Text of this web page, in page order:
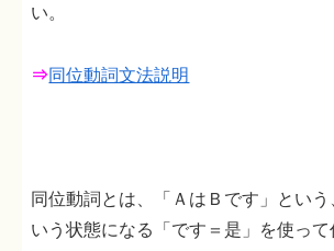
い。
⇒同位動詞文法説明
同位動詞とは、「ＡはＢです」という
いう状態になる「です＝是」を使っ